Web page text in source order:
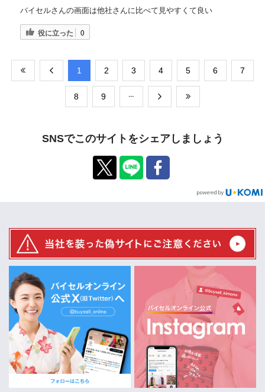
バイセルさんの画面は他社さんに比べて見やすくて良い
役に立った 0
​1 ​2 ​3 ​4 ​5 ​6 ​7
​8 ​9
SNSでこのサイトをシェアしましょう